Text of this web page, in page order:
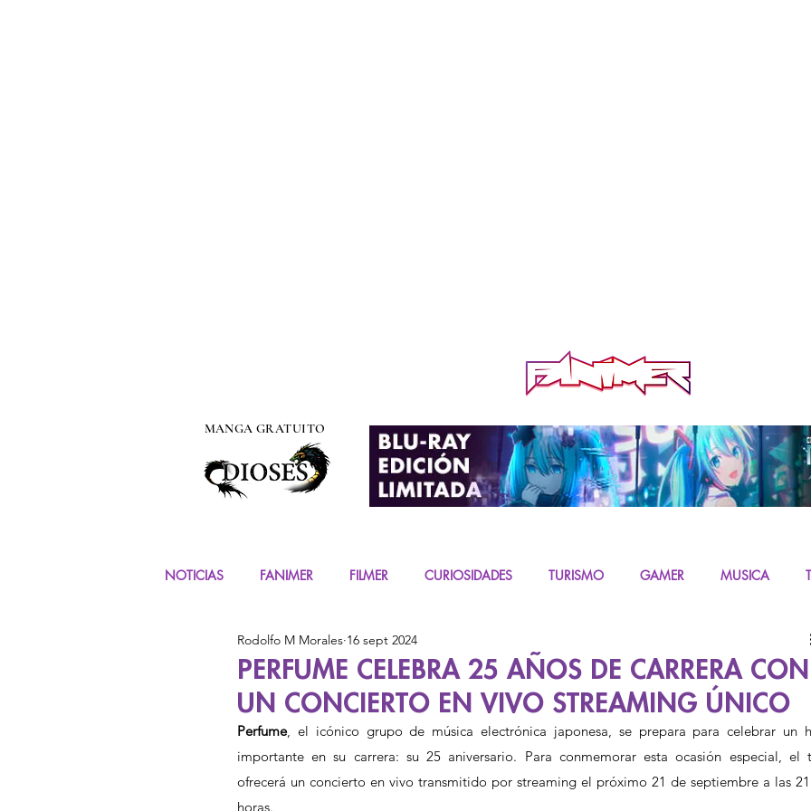
MANGA GRATUITO
NOTICIAS FANIMER FILMER CURIOSIDADES TURISMO GAMER MUSICA
EVENTOS COSPLAY FIGURAS K-CONTENT
PERFUME CELEBRA 25 AÑOS DE CARRERA CON
UN CONCIERTO EN VIVO STREAMING ÚNICO
Rodolfo M Morales 16 sept 2024
Perfume, el icónico grupo de música electrónica japonesa, se prepara para celebrar un
importante en su carrera: su 25 aniversario. Para conmemorar esta ocasión especial, el
ofrecerá un concierto en vivo transmitido por streaming el próximo 21 de septiembre a las
horas.